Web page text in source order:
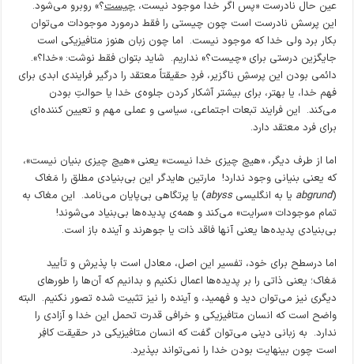
عین حال نادرست «پس اگر خدا موجود نیست،چیست؟» روبرو می‌شود.
این پرسش نادرست است چون چیستی را فقط درمورد موجودات می‌توان
بکار برد ولی خدا که موجود نیست. اما چون زبان هنوز متافیزیکی است
جایگزین درستی برای «چیست؟» نداریم. شاید بتوان فقط نوشت: «خدا؟».
دائمی بودن این پرسشِ ناگزیر، فردِ حقیقتاً معتقد را درگیر فرایندی ابدی برای
فهم خدا، یا بهتر، برای بیشتر آشکار کردن جلوه‌ی خدا یا حوالتِ بودن
می‌کند. این فرایند تبعات اجتماعی، سیاسی و عملی مهم و تعیین کننده‌ای
برای فرد معتقد دارد.
اما از طرف دیگر، «هیچ چیزی خدا نیست» یعنی «هیچ چیزی بنیان نیست»،
که یعنی بنیانی وجود ندارد! مارتین هایدگر این بی‌بنیادی مطلق را مَغاک
(
abgrund یا به انگلیسیabyss) یا پرتگاهی بی‌پایان می‌نامد. این مغاک به
تمام موجودات «سرایت» می‌کند و همه‌ی پدیده‌ها بی‌بنیاد می‌شوند!
بی‌بنیادی پدیده‌ها یعنی آنها فاقد ذات یا جوهرند و آینده باز است.
اما درسطح برای خود، تفسیر این اصل،‌ معادل است با پذیرش و تأیید
مَغاک؛ یعنی ذاتی را بر پدیده‌ها اعمال نکنیم و بدانیم که آن‌ها را طورهای
دیگری نیز می‌توان دید و فهمید، و آینده را نیز تثبیت شده تصور نکنیم. البته
واضح است که انسان متافیزیکی و خرافی قدرت تحمل این خدا و آزادی را
ندارد. به زبانی دینی می‌توان گفت که انسان متافیزیکی در حقیقت کافِر
است چون بینهایت بودن خدا را نمی‌تواند بپذیرد.